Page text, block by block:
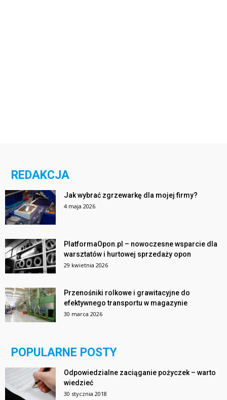
REDAKCJA
Jak wybrać zgrzewarkę dla mojej firmy?
4 maja 2026
PlatformaOpon.pl – nowoczesne wsparcie dla
warsztatów i hurtowej sprzedaży opon
29 kwietnia 2026
Przenośniki rolkowe i grawitacyjne do
efektywnego transportu w magazynie
30 marca 2026
POPULARNE POSTY
Odpowiedzialne zaciąganie pożyczek – warto
wiedzieć
30 stycznia 2018